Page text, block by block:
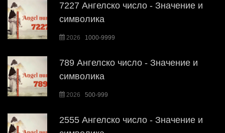
7227 Ангелско число - Значение и
символика
2026 1000-9999
789 Ангелско число - Значение и
символика
2026 500-999
2555 Ангелско число - Значение и